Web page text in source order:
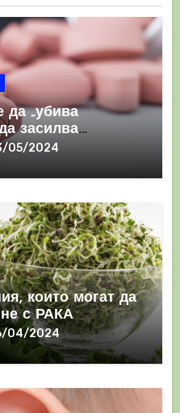
да „убива
засилва
05/2024
които могат да
с РАКА
04/2024